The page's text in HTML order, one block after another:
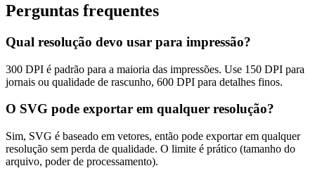
Perguntas frequentes
Qual resolução devo usar para impressão?
300 DPI é padrão para a maioria das impressões. Use 150 DPI para
jornais ou qualidade de rascunho, 600 DPI para detalhes finos.
O SVG pode exportar em qualquer resolução?
Sim, SVG é baseado em vetores, então pode exportar em qualquer
resolução sem perda de qualidade. O limite é prático (tamanho do
arquivo, poder de processamento).